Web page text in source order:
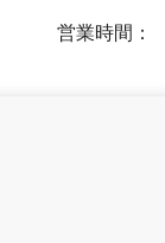
営業時間：